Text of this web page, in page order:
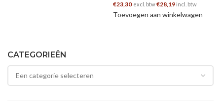
CATEGORIEËN
€23,30 excl. btw€28,19 incl. btw
Toevoegen aan winkelwagen